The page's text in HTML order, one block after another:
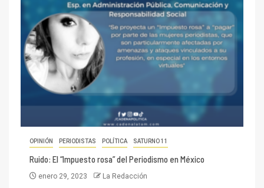
OPINIÓN PERIODISTAS POLÍTICA SATURNO 11
Ruido: El “Impuesto rosa” del Periodismo en México
enero 29, 2023 La Redacción